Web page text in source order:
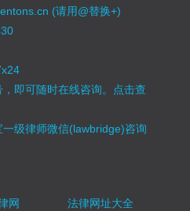
(请用@替换+)
即可随时在线咨询。 点击查
级律师微信(lawbridge)咨询
网
法律网址大全